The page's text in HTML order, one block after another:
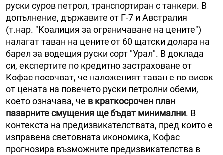
руски суров петрол, транспортиран с танкери. В
допълнение, държавите от Г-7 и Австралия
(т.нар. "Коалиция за ограничаване на цените")
налагат таван на цените от 60 щатски долара на
барел за водещия руски сорт "Урал". В доклада
си, експертите по кредитно застраховане от
Кофас посочват, че наложеният таван е по-висок
от цената на повечето руски петролни обеми,
което означава, че в краткосрочен план
пазарните смущения ще бъдат минимални. В
контекста на предизвикателствата, пред които е
изправена световната икономика, Кофас
прогнозира възможните предизвикателства в